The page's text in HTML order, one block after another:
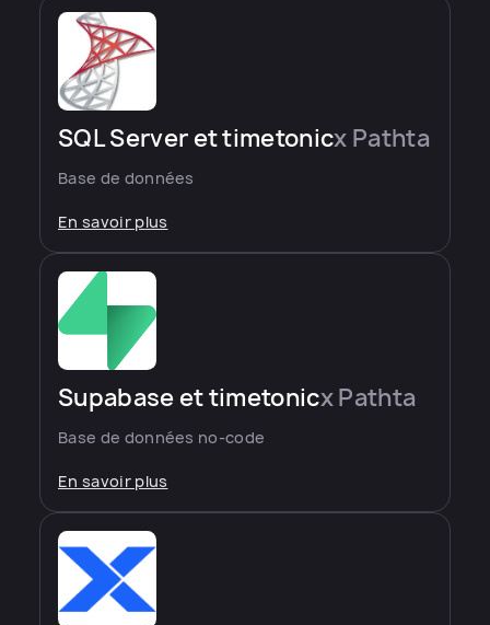
SQL Server et timetonicx Pathta
Base de données
En savoir plus
Supabase et timetonicx Pathta
Base de données no-code
En savoir plus